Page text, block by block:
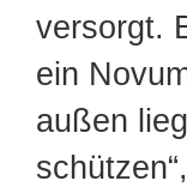
versorgt.
ein
außen